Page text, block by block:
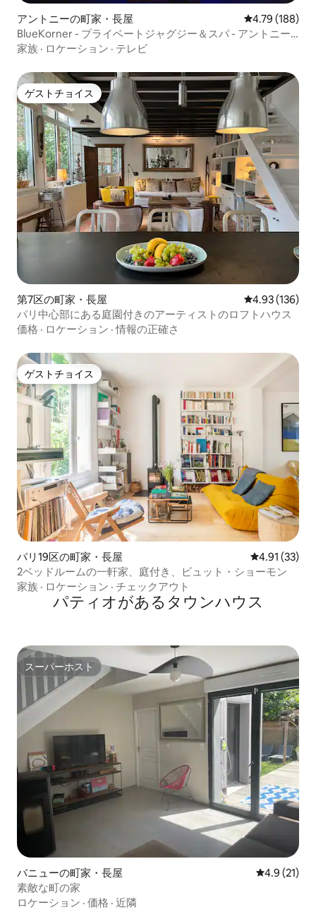
アントニーの町家・長屋 レビュー188
4.79 (188)
BlueKorner - プライベートジャグジー＆スパ - アントニー/
パリ南部
家族 · ロケーション · テレビ
ゲストチョイス
ゲストチョイス
第7区の町家・長屋 レビュー136
4.93 (136)
パリ中心部にある庭園付きのアーティストのロフトハウス
価格 · ロケーション ·情報の正確さ
ゲストチョイス
ゲストチョイス
パリ19区の町家・長屋 レビュー33
4.91 (33)
2ベッドルームの一軒家、庭付き、ビュット・ショーモン
家族 · ロケーション · チェックアウト
パティオがあるタウンハウス
スーパーホスト
スーパーホスト
バニューの町家・長屋 レビュー21
4.9 (21)
素敵な町の家
ロケーション · 価格 · 近隣